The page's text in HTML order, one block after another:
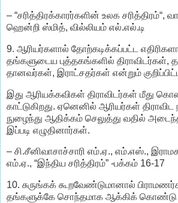
– “சரித்திரக்காரர்களின் உலக சரித்திரம்“,
ஹென்றி ஸ்மித், வில்லியம் எல்.எல்.டி
9. ஆரியர்களால் தோற்கடிக்கப்பட்ட
தங்களுடைய புத்தகங்களில் திராவிடர்கள்,
தானவர்கள், இராட்சதர்கள் என்றும்
இது ஆரியக்கவிகள் திராவிடர்கள் மீது
காட்டுகிறது. ஏனெனில் ஆரியர்கள் திராவிட
நுழைந்து ஆதிக்கம் செலுத்து வதில்
இப்படி எழுதினார்கள்.
– சி.சீனிவாசாச்சாரி எம்.ஏ., எம்.எஸ்.,
எம்.ஏ., “இந்திய சரித்திரம்” -பக்கம் 16-17
10. சுருங்கக் கூறவேண்டுமானால்
தங்களுக்கே சொந்தமாக ஆக்கிக்